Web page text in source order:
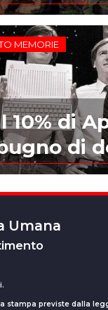
MEMORIE
10% di
di
Umana
stampa previste dalla